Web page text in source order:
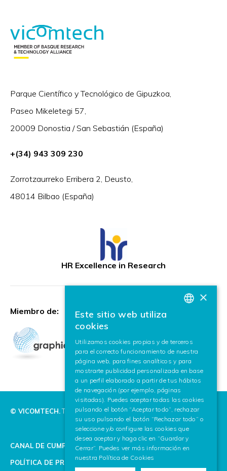
Parque Científico y Tecnológico de Gipuzkoa,
Paseo Mikeletegi 57,
20009 Donostia / San Sebastián (España)
+(34) 943 309 230
Zorrotzaurreko Erribera 2, Deusto,
48014 Bilbao (España)
HR Excellence in Research
Miembro de:
© VICOMTECH.Todos los derechos reservados.
CANAL DE CUMPLIMIENTO
POLÍTICA DE PRIVACIDAD
ENGLISH
×
Este sitio web utiliza
cookies
Utilizamos cookies propias y de terceros
para el correcto funcionamiento de nuestra
página web, para fines analíticos y para
mostrarte publicidad personalizada en base
a un perfil elaborado a partir de tus hábitos
de navegación (por ejemplo, páginas
visitadas). Puedes aceptar todas las cookies
pulsando el botón “Aceptar todo”, rechazar
su uso pulsando el botón “Rechazar todo” o
seleccione y/o configure las cookies que
desea aceptar y haga clic en “Guardar y
Cerrar”. Puedes ver más información en
nuestra Política de Cookies